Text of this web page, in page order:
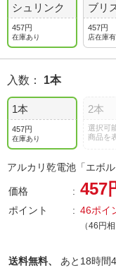
シュリンク
457円
在庫あり
ブリ
457円
店在庫
入数 ： 1本
1本
457円
在庫あり
2本
選択可
商品を
アルカリ乾電池「エボ
価格 457
ポイント 46ポイ
（46円相
送料無料、 あと 18時間